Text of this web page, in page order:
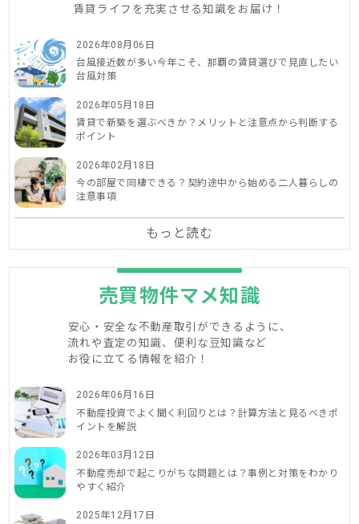
賃貸ライフを充実させる知識をお届け！
2026年08月06日
台風接近数が多い今年こそ、那覇の賃貸選びで見直したい
台風対策
2026年05月18日
賃貸で新築を選ぶべきか？メリットと注意点から判断する
ポイント
2026年02月18日
今の部屋で同棲できる？契約途中から始める二人暮らしの
注意事項
もっと読む
売買物件マメ知識
安心・安全な不動産取引ができるように、
流れや査定の知識、便利な豆知識など
お役に立てる情報を紹介！
2026年06月16日
不動産投資でよく聞く利回りとは？計算方法と見るべきポ
イントを解説
2026年03月12日
不動産売却で起こりがちな問題とは？事例と対策をわかり
やすく紹介
2025年12月17日